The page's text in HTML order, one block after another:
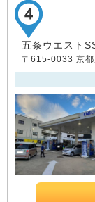
五条ウエスト
〒615-0033 京都